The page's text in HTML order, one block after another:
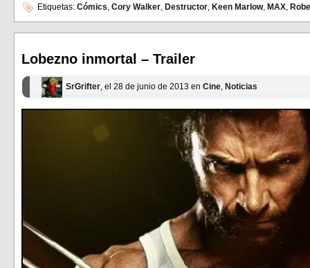
en
Facebook
(Se
abre
ventana
nueva)
en
(Se
abre
ventana
nueva)
Etiquetas: Cómics, Cory Walker, Destructor, Keen Marlow, MAX,
Lobezno inmortal – Trailer
SrGrifter, el 28 de junio de 2013 en Cine, Noticias